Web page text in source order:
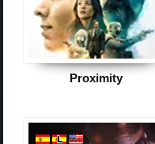
Proximity